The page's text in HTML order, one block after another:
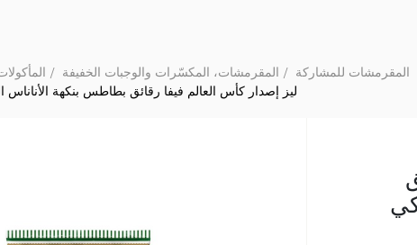
المقرمشات، المكسّرات والوجبات الخفيفة
المقرمشات للمشاركة
ليز إصدار كأس العالم فيفا رقائق بطاطس بنكهة الأناناس